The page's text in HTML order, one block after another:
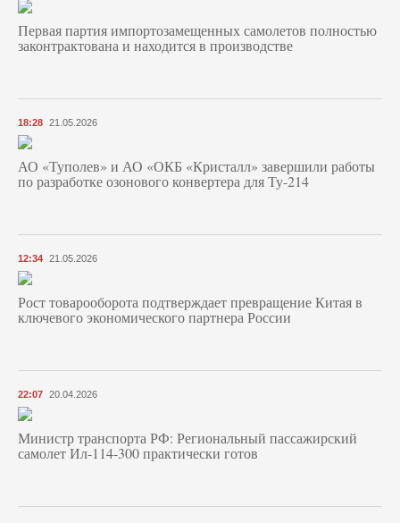
Первая партия импортозамещенных самолетов полностью
законтрактована и находится в производстве
18:28 21.05.2026
АО «Туполев» и АО «ОКБ «Кристалл» завершили работы
по разработке озонового конвертера для Ту-214
12:34 21.05.2026
Рост товарооборота подтверждает превращение Китая в
ключевого экономического партнера России
22:07 20.04.2026
Министр транспорта РФ: Региональный пассажирский
самолет Ил-114-300 практически готов